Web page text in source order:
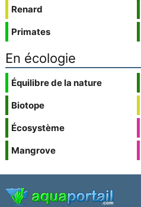
Renard
Primates
En écologie
Équilibre de la nature
Biotope
Écosystème
Mangrove